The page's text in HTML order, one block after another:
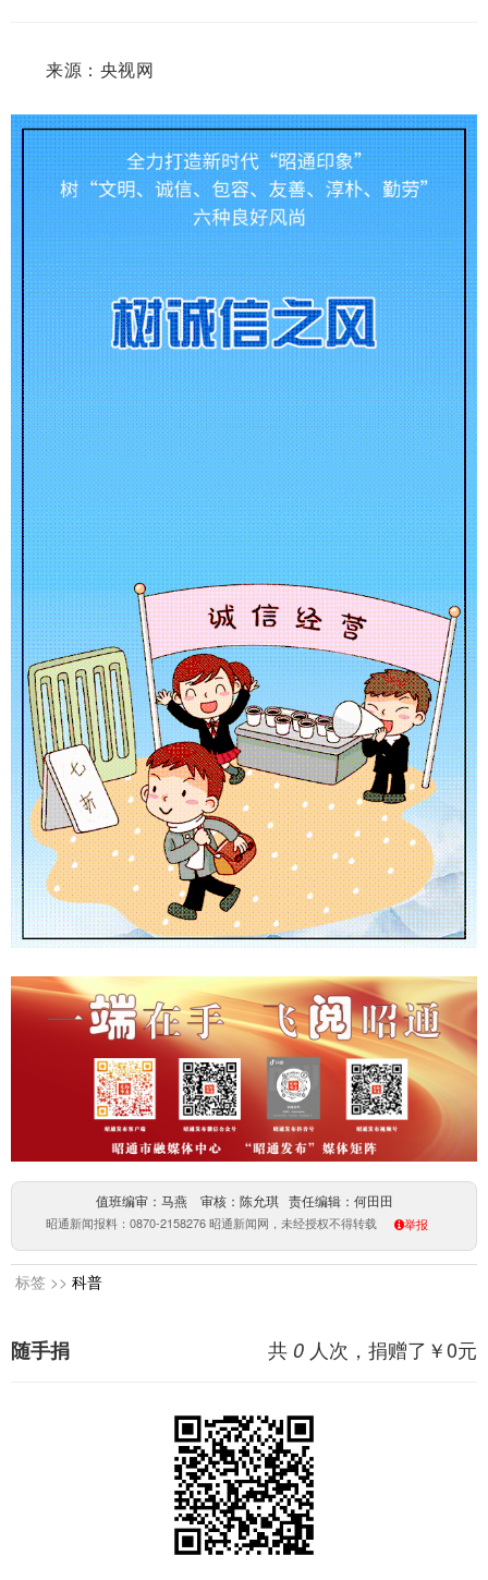
来源：央视网
值班编审：马燕 审核：陈允琪 责任编辑：何田田
昭通新闻报料：0870-2158276 昭通新闻网，未经授权不得转载 举报
标签 >> 科普
共 0 人次，捐赠了￥0元
随手捐